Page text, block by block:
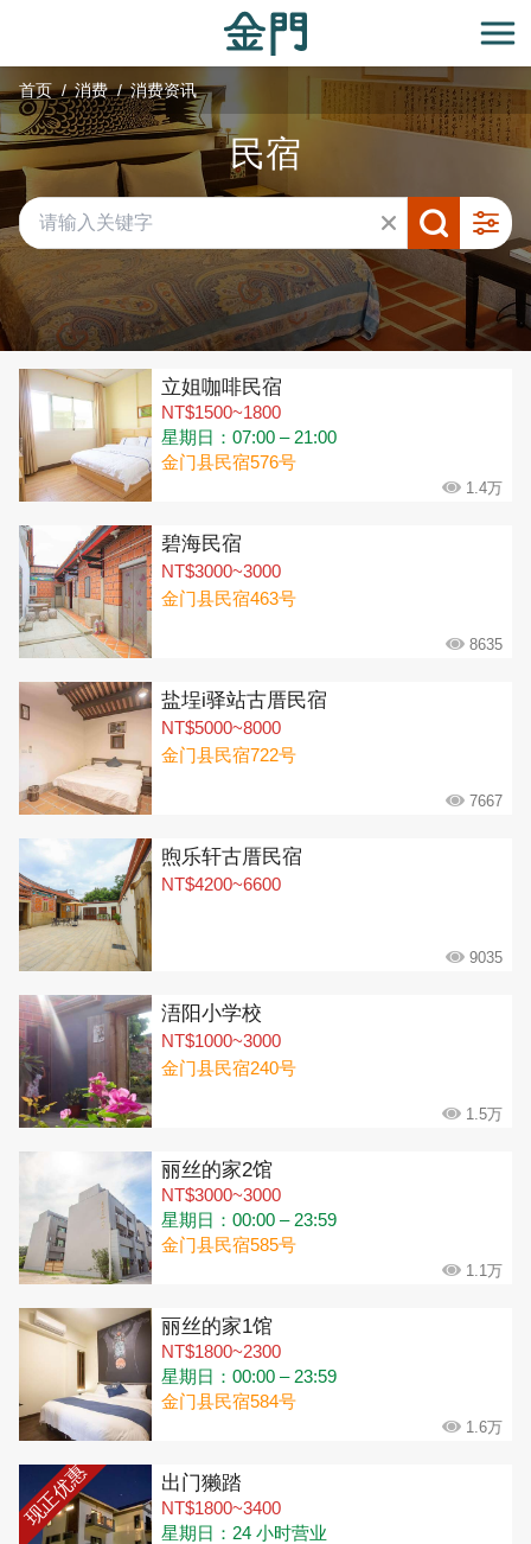
主
要
内
容
开
首页 消费 消费资讯
民宿
共有 292 间店家
立姐咖啡民宿
NT$1500~1800
星期日：07:00 – 21:00
金门县民宿576号
1.4万
碧海民宿
NT$3000~3000
金门县民宿463号
8635
盐埕i驿站古厝民宿
NT$5000~8000
金门县民宿722号
7667
煦乐轩古厝民宿
NT$4200~6600
9035
浯阳小学校
NT$1000~3000
金门县民宿240号
1.5万
丽丝的家2馆
NT$3000~3000
星期日：00:00 – 23:59
金门县民宿585号
1.1万
丽丝的家1馆
NT$1800~2300
星期日：00:00 – 23:59
金门县民宿584号
1.6万
现正优惠 出门獭踏
NT$1800~3400
星期日：24 小时营业